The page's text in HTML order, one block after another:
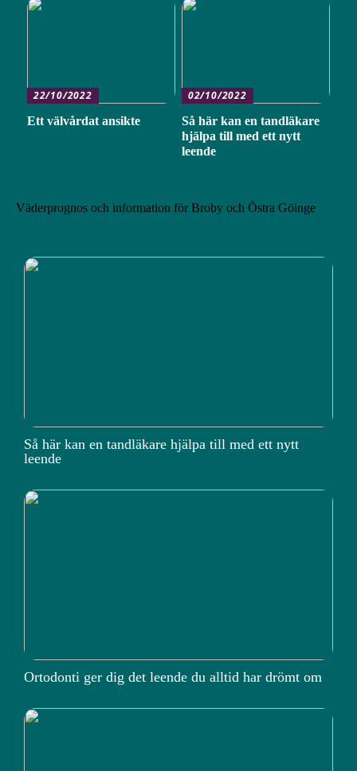
22/10/2022
Ett välvårdat ansikte
02/10/2022
Så här kan en tandläkare
hjälpa till med ett nytt
leende
Väderprognos och information för Broby och Östra Göinge
Så här kan en tandläkare hjälpa till med ett nytt
leende
Ortodonti ger dig det leende du alltid har drömt om